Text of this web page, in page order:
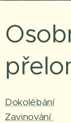
Dokolébání
Zavinování